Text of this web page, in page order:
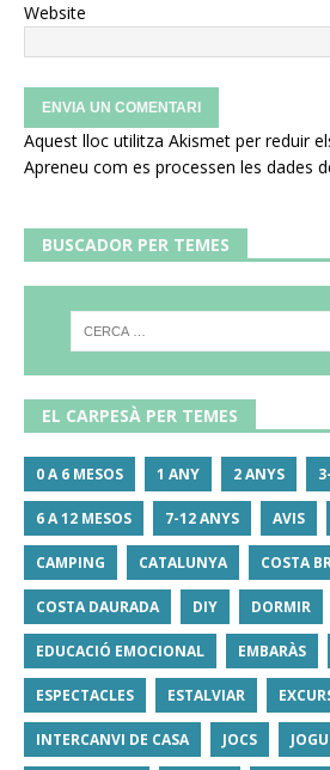
Website
Aquest lloc utilitza Akismet per reduir
Apreneu com es processen les dades
BUSCADOR PER TEMES
EL CARPESÀ PER TEMES
0 A 6 MESOS 1 ANY 2 ANYS
6 A 12 MESOS 7-12 ANYS AVIS
CAMPING CATALUNYA COSTA
COSTA DAURADA DIY DORMIR
EDUCACIÓ EMOCIONAL EMBARÀS
ESPECTACLES ESTALVIAR
INTERCANVI DE CASA JOCS